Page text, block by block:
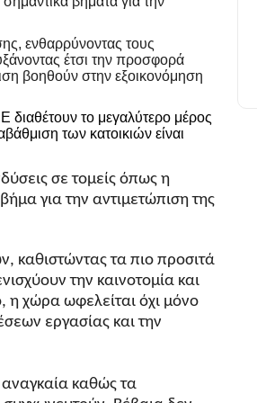
ενθαρρύνοντας τους
έτσι την προσφορά
βοηθούν στην εξοικονόμηση
διαθέτουν το μεγαλύτερο μέρος
των κατοικιών είναι
σε τομείς όπως η
για την αντιμετώπιση της
καθιστώντας τα πιο προσιτά
την καινοτομία και
η χώρα ωφελείται όχι μόνο
εργασίας και την
καθώς τα